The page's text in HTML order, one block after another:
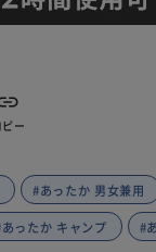
ピー
#あったか 男女兼用
ったか キャンプ #